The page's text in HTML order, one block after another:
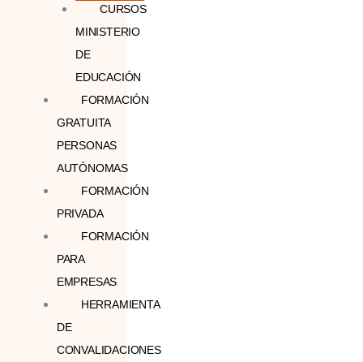
CURSOS
MINISTERIO
DE
EDUCACIÓN
FORMACIÓN
GRATUITA
PERSONAS
AUTÓNOMAS
FORMACIÓN
PRIVADA
FORMACIÓN
PARA
EMPRESAS
HERRAMIENTA
DE
CONVALIDACIONES